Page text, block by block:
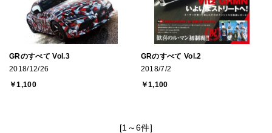
GRのすべて Vol.3
2018/12/26
￥1,100
GRのすべて Vol.2
2018/7/2
￥1,100
[1～6件]